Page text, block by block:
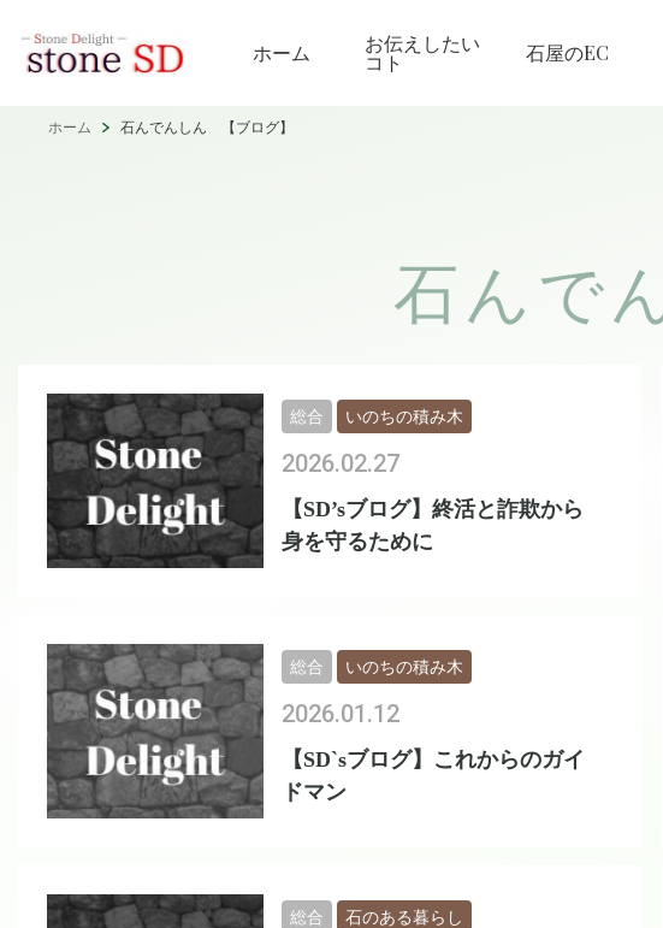
ホーム お伝えしたい
コト 石屋のEC
ホーム 石んでんしん 【ブログ】
石んで
【SD’sブログ】終活と詐欺から
身を守るために
2026.02.27
総合 いのちの積み木
【SD`sブログ】これからのガイ
ドマン
2026.01.12
総合 いのちの積み木
総合 石のある暮らし